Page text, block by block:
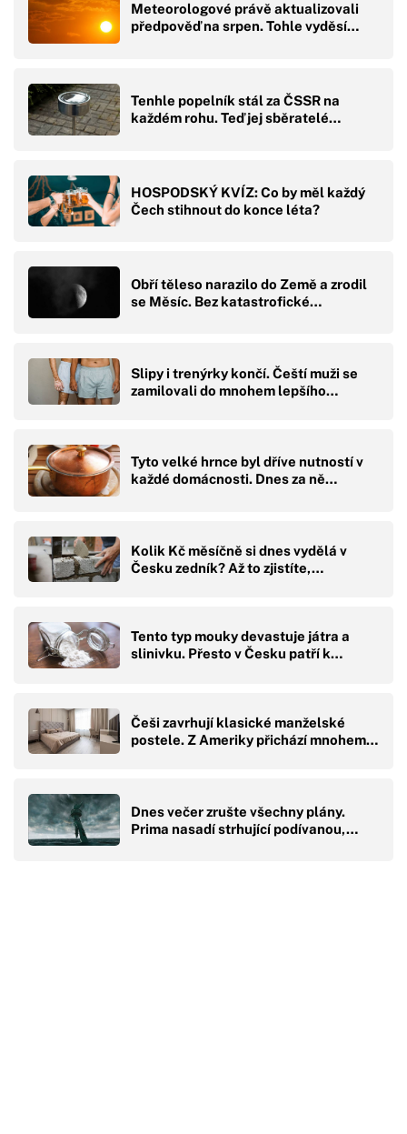
Meteorologové právě aktualizovali
předpověď na srpen. Tohle vyděsí…
Tenhle popelník stál za ČSSR na
každém rohu. Teď jej sběratelé…
HOSPODSKÝ KVÍZ: Co by měl každý
Čech stihnout do konce léta?
Obří těleso narazilo do Země a zrodil
se Měsíc. Bez katastrofické…
Slipy i trenýrky končí. Čeští muži se
zamilovali do mnohem lepšího…
Tyto velké hrnce byl dříve nutností v
každé domácnosti. Dnes za ně…
Kolik Kč měsíčně si dnes vydělá v
Česku zedník? Až to zjistíte,…
Tento typ mouky devastuje játra a
slinivku. Přesto v Česku patří k…
Češi zavrhují klasické manželské
postele. Z Ameriky přichází mnohem…
Dnes večer zrušte všechny plány.
Prima nasadí strhující podívanou,…